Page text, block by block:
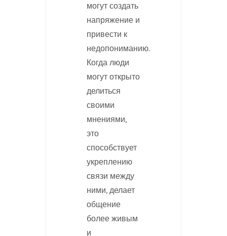
могут создать
напряжение и
привести к
недопониманию.
Когда люди
могут открыто
делиться
своими
мнениями,
это
способствует
укреплению
связи между
ними, делает
общение
более живым
и